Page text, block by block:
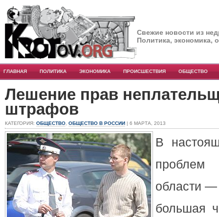
Свежие новости из
Политика, экономика,
ГЛАВНАЯ ПОЛИТИКА ЭКОНОМИКА ПРОИСШЕСТВИЯ ОБЩЕСТВО
Лешение прав
штрафов
КАТЕГОРИЯ: ОБЩЕСТВО ОБЩЕСТВО В РОССИИ | 6 МАРТА, 2013
В
проблем
области
большая